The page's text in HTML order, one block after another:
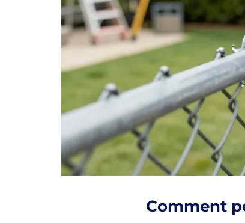
Comment